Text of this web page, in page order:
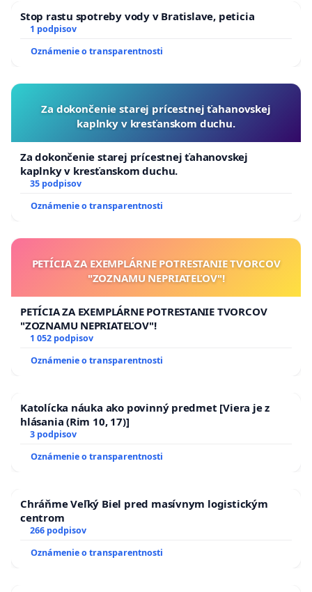
Stop rastu spotreby vody v Bratislave, peticia
1 podpisov
Oznámenie o transparentnosti
Za dokončenie starej prícestnej ťahanovskej
kaplnky v kresťanskom duchu.
Za dokončenie starej prícestnej ťahanovskej
kaplnky v kresťanskom duchu.
35 podpisov
Oznámenie o transparentnosti
PETÍCIA ZA EXEMPLÁRNE POTRESTANIE TVORCOV
"ZOZNAMU NEPRIATEĽOV"!
PETÍCIA ZA EXEMPLÁRNE POTRESTANIE TVORCOV
"ZOZNAMU NEPRIATEĽOV"!
1 052 podpisov
Oznámenie o transparentnosti
Katolícka náuka ako povinný predmet [Viera je z
hlásania (Rim 10, 17)]
3 podpisov
Oznámenie o transparentnosti
Chráňme Veľký Biel pred masívnym logistickým
centrom
266 podpisov
Oznámenie o transparentnosti